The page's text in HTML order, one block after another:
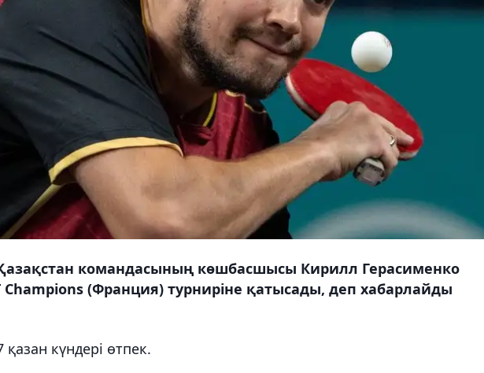
Қазақстан командасының көшбасшысы Кирилл Герасименко
Champions (Франция) турниріне қатысады, деп хабарлайды
күндері өтпек.